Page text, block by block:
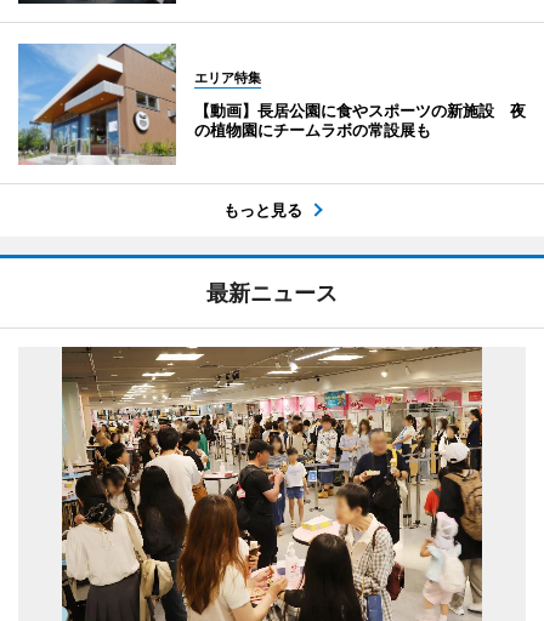
エリア特集
【動画】長居公園に食やスポーツの新施設 夜
の植物園にチームラボの常設展も
もっと見る
最新ニュース